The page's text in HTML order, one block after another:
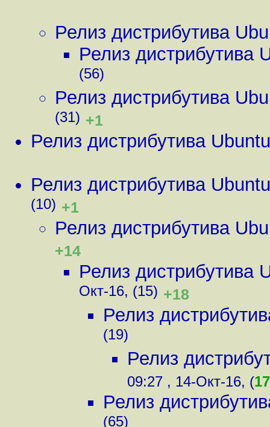
Релиз дистрибутива
Релиз дистрибутива
(56)
Релиз дистрибутива
(31) +1
Релиз дистрибутива
Релиз дистрибутива
(10) +1
Релиз дистрибутива
+14
Релиз дистрибутива
Окт-16, (15) +18
Релиз
(19)
Релиз
09:27 , 14-Окт-16, (
Релиз